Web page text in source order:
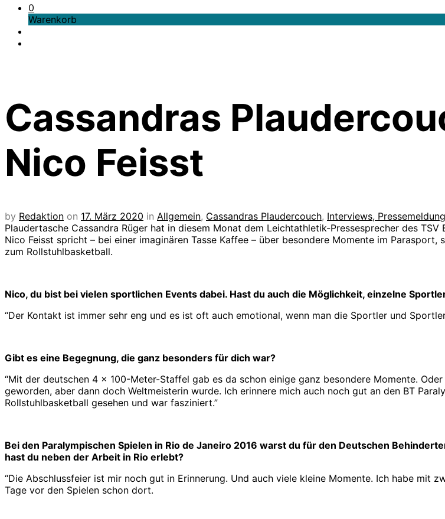
0
Warenkorb
Cassandras
Nico Feisst
by Redaktion on 17. März 2020 in Allgemein, Cassandras Plaudercouch, Interviews,
Plaudertasche Cassandra Rüger hat in diesem Monat dem Leichtathletik-Pressesprecher des
Nico Feisst spricht – bei einer imaginären Tasse Kaffee – über besondere Momente im
zum Rollstuhlbasketball.
Nico, du bist bei vielen sportlichen Events dabei. Hast du auch die Möglichkeit, einzelne
“Der Kontakt ist immer sehr eng und es ist oft auch emotional, wenn man die Sportler und
Gibt es eine Begegnung, die ganz besonders für dich war?
“Mit der deutschen 4 x 100-Meter-Staffel gab es da schon einige ganz besondere Momente.
geworden, aber dann doch Weltmeisterin wurde. Ich erinnere mich auch noch gut an den BT
Rollstuhlbasketball gesehen und war fasziniert.”
Bei den Paralympischen Spielen in Rio de Janeiro 2016 warst du für den Deutschen
hast du neben der Arbeit in Rio erlebt?
“Die Abschlussfeier ist mir noch gut in Erinnerung. Und auch viele kleine Momente. Ich habe mit
Tage vor den Spielen schon dort.